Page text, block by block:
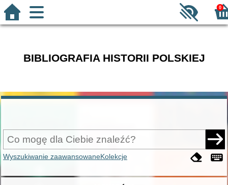
0
BIBLIOGRAFIA HISTORII POLSKIEJ
Wyszukiwanie zaawansowaneKolekcje